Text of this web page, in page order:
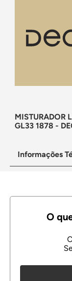
MISTURADOR
GL33 1878 -
Informações